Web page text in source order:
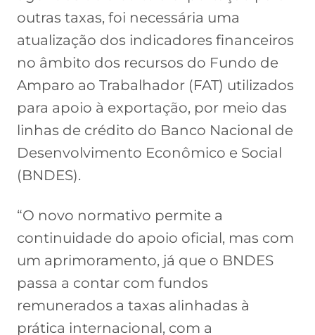
outras taxas, foi necessária uma
atualização dos indicadores financeiros
no âmbito dos recursos do Fundo de
Amparo ao Trabalhador (FAT) utilizados
para apoio à exportação, por meio das
linhas de crédito do Banco Nacional de
Desenvolvimento Econômico e Social
(BNDES).
“O novo normativo permite a
continuidade do apoio oficial, mas com
um aprimoramento, já que o BNDES
passa a contar com fundos
remunerados a taxas alinhadas à
prática internacional, com a